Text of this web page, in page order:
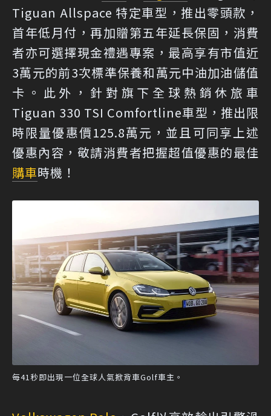
Tiguan Allspace 特定車型，推出零頭款，
首年低月付，再加贈第五年延長保固，消費
者亦可選擇現金禮遇專案，最高享有市值近
3萬元的前3次標準保養和萬元中油加油儲值
卡。此外，針對旗下全球熱銷休旅車
Tiguan 330 TSI Comfortline車型，推出限
時限量優惠價125.8萬元，並且可同享上述
優惠內容，敬請消費者把握超值優惠的最佳
購車時機！
每41秒即出現一位全球人氣掀背車Golf車主。